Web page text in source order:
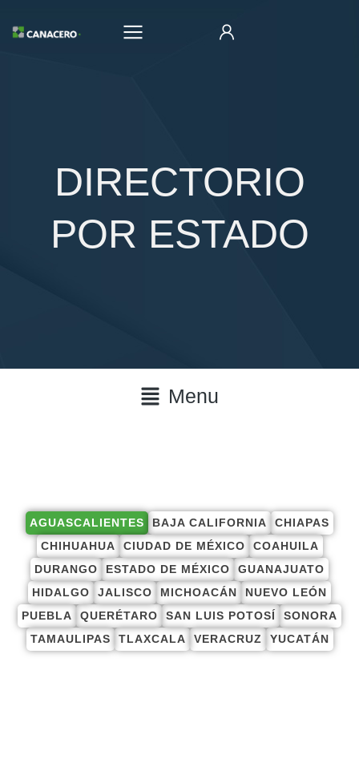
DIRECTORIO
POR ESTADO
Menu
AGUASCALIENTES BAJA CALIFORNIA
CHIAPAS
CHIHUAHUA
CIUDAD DE MÉXICO
COAHUILA
DURANGO
ESTADO DE MÉXICO
GUANAJUATO
HIDALGO
JALISCO MICHOACÁN
NUEVO LEÓN
PUEBLA
QUERÉTARO SAN LUIS POTOSÍ
SONORA
TAMAULIPAS
TLAXCALA VERACRUZ YUCATÁN